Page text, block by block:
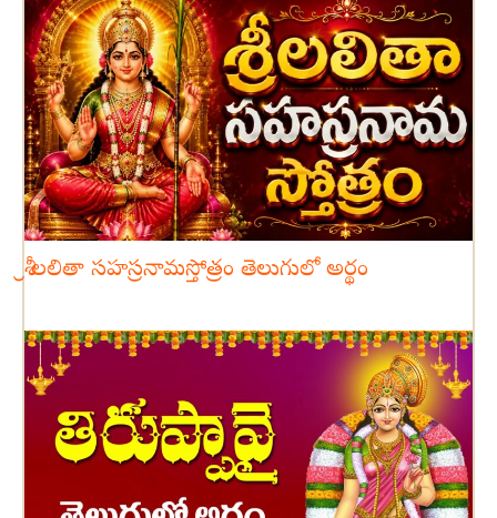
శ్రీ లలితా సహస్రనామస్తోత్రం తెలుగులో అర్థం